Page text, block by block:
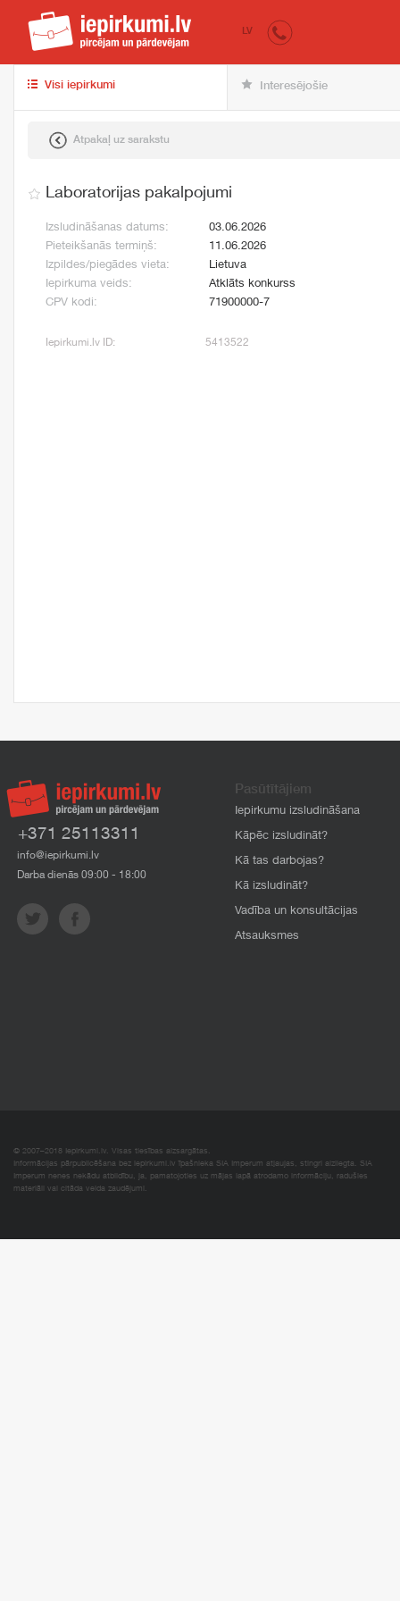
iepirkumi.lv
LV
Visi iepirkumi Interesējošie
Atpakaļ uz sarakstu
Laboratorijas pakalpojumi
Izsludināšanas datums:
03.06.2026
Pieteikšanās termiņš:
11.06.2026
Izpildes/piegādes vieta:
Lietuva
Iepirkuma veids:
Atklāts konkurss
CPV kodi:
71900000-7
Iepirkumi.lv ID: 5413522
+371 25113311
info@iepirkumi.lv
Darba dienās 09:00 - 18:00
Pasūtītājiem
Iepirkumu izsludināšana
Kāpēc izsludināt?
Kā tas darbojas?
Kā izsludināt?
Vadība un konsultācijas
Atsauksmes
© 2007–2018 Iepirkumi.lv. Visas tiesības aizsargātas.
Informācijas pārpublicēšana bez iepirkumi.lv īpašnieka SIA Imperum atļaujas, stingri aizliegta. SIA
Imperum nenes nekādu atbildību, ja, pamatojoties uz mājas lapā atrodamo informāciju, radušies
materiāli vai citāda veida zaudējumi.